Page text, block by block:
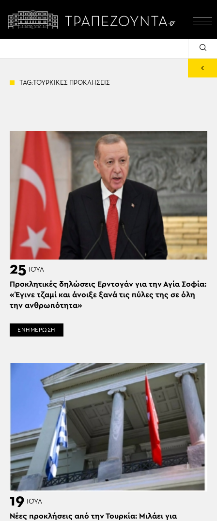
TAG:ΤΟΥΡΚΙΚΕΣ ΠΡΟΚΛΗΣΕΙΣ
25 ΙΟΎΛ
Προκλητικές δηλώσεις Ερντογάν για την Αγία Σοφία:
«Έγινε τζαμί και άνοιξε ξανά τις πύλες της σε όλη
την ανθρωπότητα»
ΕΝΗΜΕΡΩΣΗ
19 ΙΟΎΛ
Νέες προκλήσεις από την Τουρκία: Μιλάει για